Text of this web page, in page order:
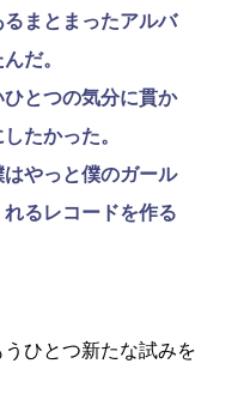
るまとまったアルバ
だ。
とつの気分に貫か
たかった。
やっと僕のガール
るレコードを作る
ひとつ新たな試みを